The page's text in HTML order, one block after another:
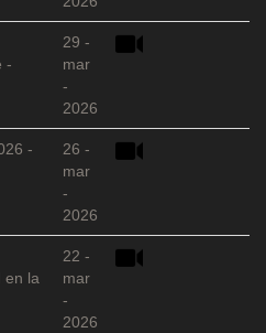
-
29 -
mar
-
2026
-
26 -
mar
-
2026
en la
22 -
mar
-
2026